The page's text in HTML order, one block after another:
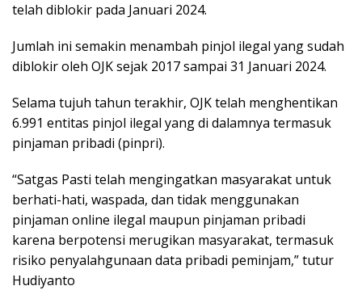
telah diblokir pada Januari 2024.
Jumlah ini semakin menambah pinjol ilegal yang sudah
diblokir oleh OJK sejak 2017 sampai 31 Januari 2024.
Selama tujuh tahun terakhir, OJK telah menghentikan
6.991 entitas pinjol ilegal yang di dalamnya termasuk
pinjaman pribadi (pinpri).
“Satgas Pasti telah mengingatkan masyarakat untuk
berhati-hati, waspada, dan tidak menggunakan
pinjaman online ilegal maupun pinjaman pribadi
karena berpotensi merugikan masyarakat, termasuk
risiko penyalahgunaan data pribadi peminjam,” tutur
Hudiyanto